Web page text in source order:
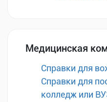
Медицинская
Справки для
Справки для
колледж или